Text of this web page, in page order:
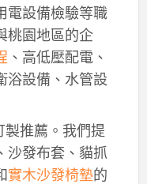
電設備檢驗等職
桃園地區的企
、高低壓配電、
浴設備、水管設
製推薦。我們提
沙發布套、貓抓
實木沙發椅墊的